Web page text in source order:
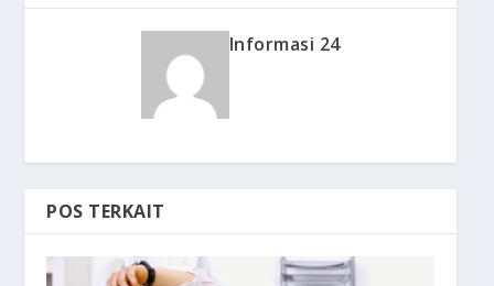
Informasi 24
POS TERKAIT